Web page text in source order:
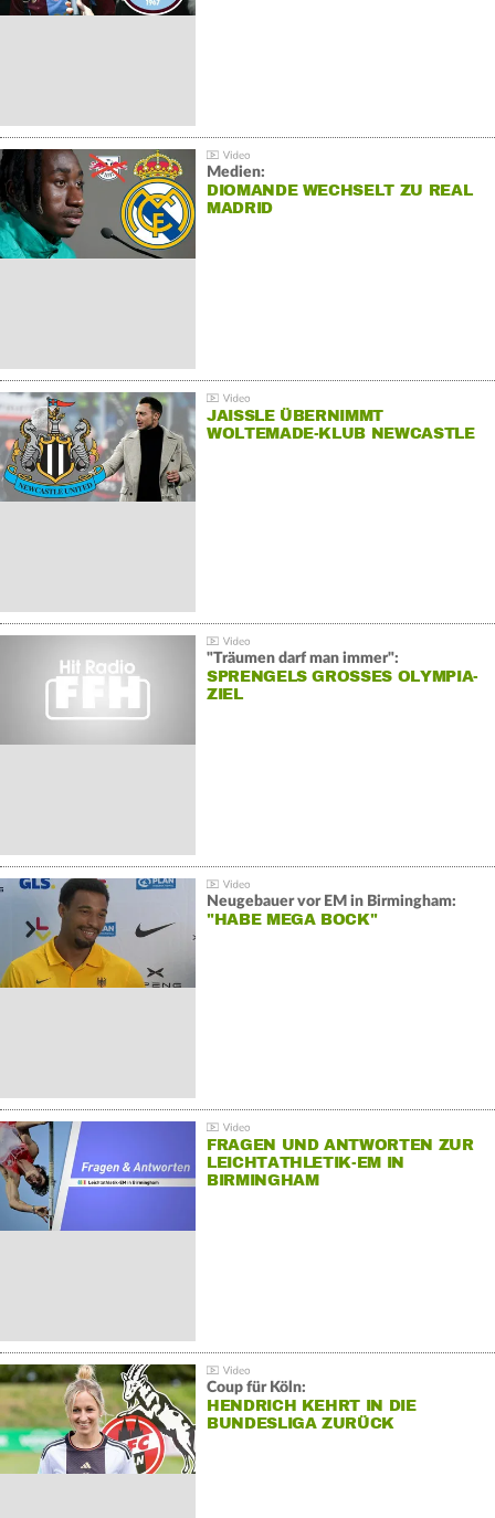
Medien:
DIOMANDE WECHSELT ZU REAL
MADRID
JAISSLE ÜBERNIMMT
WOLTEMADE-KLUB NEWCASTLE
"Träumen darf man immer":
SPRENGELS GROSSES OLYMPIA-Z
IEL
Neugebauer vor EM in Birmingham:
"HABE MEGA BOCK"
FRAGEN UND ANTWORTEN ZUR
LEICHTATHLETIK-EM IN
BIRMINGHAM
Coup für Köln:
HENDRICH KEHRT IN DIE
BUNDESLIGA ZURÜCK